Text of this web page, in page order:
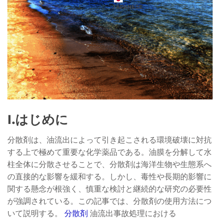
JAPANESE
I.はじめに
分散剤は、油流出によって引き起こされる環境破壊に対抗
する上で極めて重要な化学薬品である。油膜を分解して水
柱全体に分散させることで、分散剤は海洋生物や生態系へ
の直接的な影響を緩和する。しかし、毒性や長期的影響に
関する懸念が根強く、慎重な検討と継続的な研究の必要性
が強調されている。この記事では、分散剤の使用方法につ
いて説明する。 分散剤 油流出事故処理における